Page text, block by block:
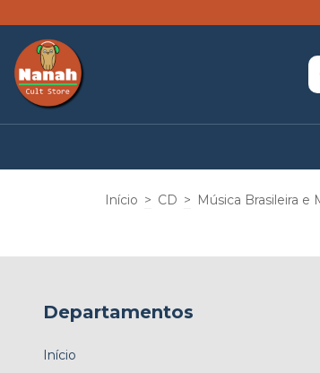
Início > CD > Música Brasileira e
Departamentos
Início